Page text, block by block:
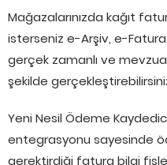
Mağazalarınızda kağıt
isterseniz e-Arşiv, e-
gerçek zamanlı ve
şekilde
Yeni Nesil Ödeme
entegrasyonu sayesinde
gerektirdiği fatura bilgi